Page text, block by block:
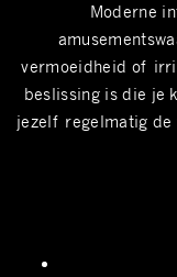
Moderne
vermoeidheid of
beslissing is die je
jezelf regelmatig de